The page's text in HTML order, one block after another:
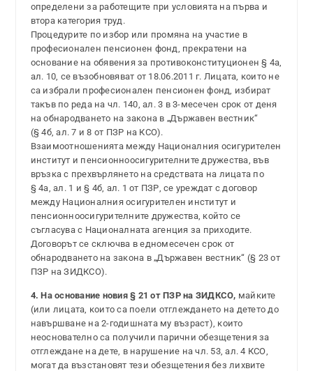
определени за работещите при условията на първа и
втора категория труд.
Процедурите по избор или промяна на участие в
професионален пенсионен фонд, прекратени на
основание на обявения за противоконституционен § 4а,
ал. 10, се възобновяват от 18.06.2011 г. Лицата, които не
са избрали професионален пенсионен фонд, избират
такъв по реда на чл. 140, ал. 3 в 3-месечен срок от деня
на обнародването на закона в „Държавен вестник“
(§ 4б, ал. 7 и 8 от ПЗР на КСО).
Взаимоотношенията между Националния осигурителен
институт и пенсионноосигурителните дружества, във
връзка с прехвърлянето на средствата на лицата по
§ 4а, ал. 1 и § 4б, ал. 1 от ПЗР, се уреждат с договор
между Националния осигурителен институт и
пенсионноосигурителните дружества, който се
съгласува с Националната агенция за приходите.
Договорът се сключва в едномесечен срок от
обнародването на закона в „Държавен вестник“ (§ 23 от
ПЗР на ЗИДКСО).
4. На основание новия § 21 от ПЗР на ЗИДКСО, майките
(или лицата, които са поели отглеждането на детето до
навършване на 2-годишната му възраст), които
неоснователно са получили парични обезщетения за
отглеждане на дете, в нарушение на чл. 53, ал. 4 КСО,
могат да възстановят тези обезщетения без лихвите